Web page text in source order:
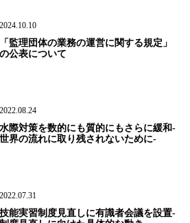
2024.10.10
「監理団体の業務の運営に関する規定」
の公表について
2022.08.24
水際対策を数的にも質的にもさらに緩和-
世界の流れに取り残されないために-
2022.07.31
技能実習制度見直しに有識者会議を設置-